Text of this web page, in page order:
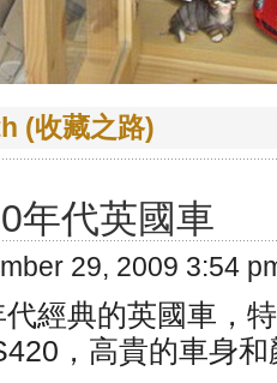
(收藏之路)
年代英國車
29, 2009 3:54
經典的英國車，
，高貴的車身